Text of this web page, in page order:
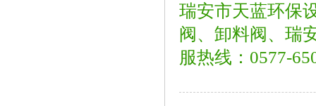
瑞安市天蓝环保
阀、卸料阀、瑞
服热线：0577-